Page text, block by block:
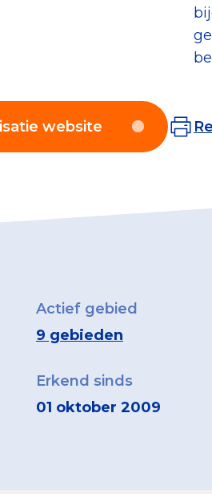
Het Nederlandse
website
Actief gebied
9 gebieden
Erkend sinds
01 oktober 2009